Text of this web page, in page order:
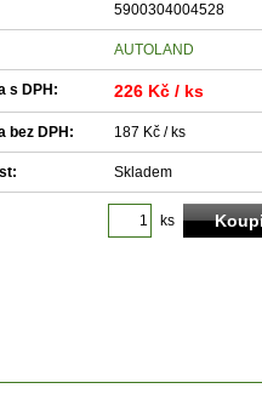
5900304004528
AUTOLAND
s DPH: 226 Kč / ks
bez DPH: 187 Kč / ks
Skladem
ks